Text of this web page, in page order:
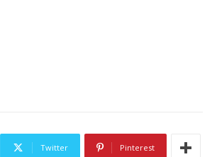
Twitter Pinterest